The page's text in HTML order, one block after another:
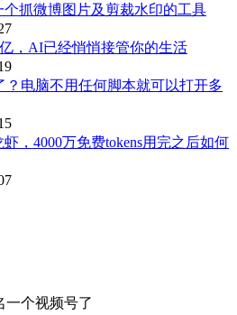
个抓微博图片及剪裁水印的工具
，AI已经悄悄接管你的生活
？电脑不用任何脚本就可以打开多
，4000万免费tokens用完之后如何
一个视频号了